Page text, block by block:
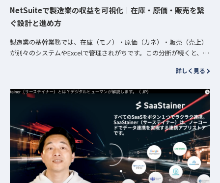
NetSuiteで製造業の収益を可視化｜在庫・原価・販売を繋
ぐ設計と進め方
製造業の基幹業務では、在庫（モノ）・原価（カネ）・販売（売上）
が別々のシステムやExcelで管理されがちです。この分断が続くと、次
詳しく見る